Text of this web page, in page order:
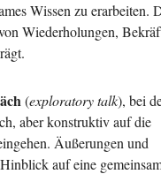
Wissen zu erarbeiten.
Wiederholungen,
(exploratory talk), bei
aber konstruktiv auf die
Äußerungen und
auf eine